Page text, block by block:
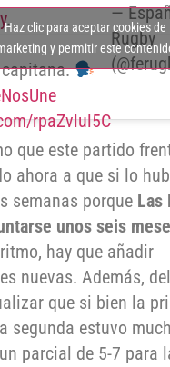
.
capitana.
rpaZvlul5C
—
Rugby
Haz clic para aceptar cookies de
y permitir este
que este partido
ahora a que si lo
semanas porque Las
unos seis
hay que añadir
nuevas. Además,
que si bien la
segunda estuvo
parcial de 5-7 para